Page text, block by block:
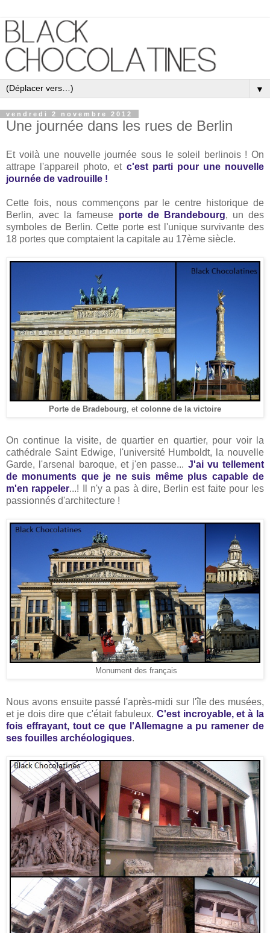
▼
vendredi 2 novembre 2012
Une journée dans les rues de Berlin
Et voilà une nouvelle journée sous le soleil berlinois ! On
attrape l'appareil photo, et c'est parti pour une nouvelle
journée de vadrouille !
Cette fois, nous commençons par le centre historique de
Berlin, avec la fameuse porte de Brandebourg, un des
symboles de Berlin. Cette porte est l'unique survivante des
18 portes que comptaient la capitale au 17ème siècle.
Porte de Bradebourg , et colonne de la victoire
On continue la visite, de quartier en quartier, pour voir la
cathédrale Saint Edwige, l'université Humboldt, la nouvelle
Garde, l'arsenal baroque, et j'en passe... J'ai vu tellement
de monuments que je ne suis même plus capable de
m'en rappeler...! Il n'y a pas à dire, Berlin est faite pour les
passionnés d'architecture !
Monument des français
Nous avons ensuite passé l'après-midi sur l'île des musées,
et je dois dire que c'était fabuleux. C'est incroyable, et à la
fois effrayant, tout ce que l'Allemagne a pu ramener de
ses fouilles archéologiques.